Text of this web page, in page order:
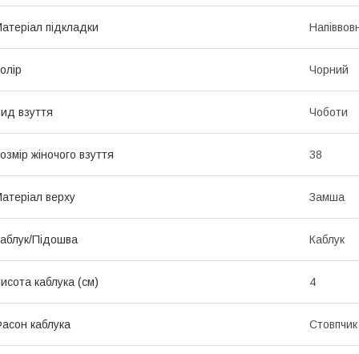
підкладки
Чорний
взуття Чоботи
жіночого взуття 38
верху Замша
Підошва Каблук
каблука (см) 4
каблука Стовпчик